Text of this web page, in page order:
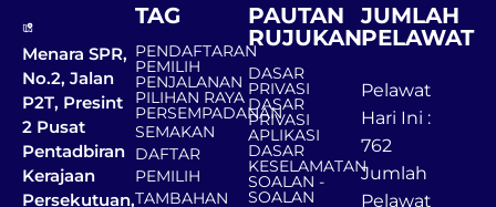
Menara SPR,
No.2, Jalan
P2T, Presint
2 Pusat
Pentadbiran
Kerajaan
Persekutuan,
TAG
PENDAFTARAN
PEMILIH
PENJALANAN
PILIHAN RAYA
PERSEMPADANAN
SEMAKAN
DAFTAR
PEMILIH
TAMBAHAN
PAUTAN
RUJUKAN
DASAR
PRIVASI
DASAR
PRIVASI
APLIKASI
DASAR
KESELAMATAN
SOALAN -
SOALAN
JUMLAH
PELAWAT
Pelawat
Hari Ini :
762
Jumlah
Pelawat